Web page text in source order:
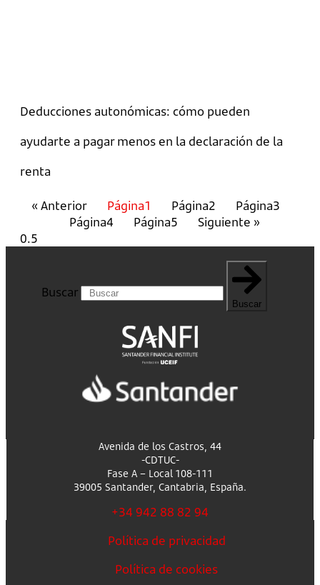
Deducciones autonómicas: cómo pueden
ayudarte a pagar menos en la declaración de la
renta
« Anterior Página1 Página2 Página3
Página4 Página5 Siguiente »
Buscar
Buscar
Avenida de los Castros, 44
-CDTUC-
Fase A – Local 108-111
39005 Santander, Cantabria, España.
+34 942 88 82 94
Política de privacidad
Política de cookies